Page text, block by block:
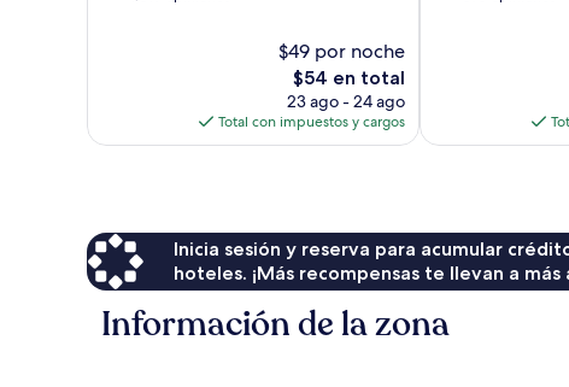
$49 por noche
El
precio
actual
es
$54 en total
23 ago - 24 ago
Total con impuestos y cargos
Inicia sesión y reserva para acumular
hoteles. ¡Más recompensas te llevan a más
Información de la zona